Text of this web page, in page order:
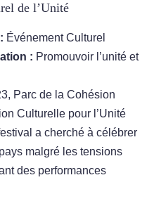
de l’Unité
Événement Culturel
: Promouvoir l’unité et
Parc de la Cohésion
Culturelle pour l’Unité
a cherché à célébrer
malgré les tensions
des performances